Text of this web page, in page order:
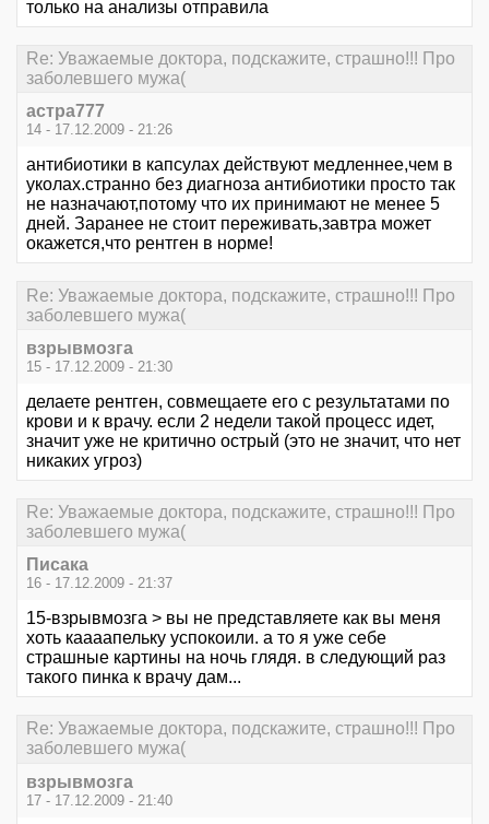
только на анализы отправила
Re: Уважаемые доктора, подскажите, страшно!!! Про
заболевшего мужа(
астра777
14 - 17.12.2009 - 21:26
антибиотики в капсулах действуют медленнее,чем в
уколах.странно без диагноза антибиотики просто так
не назначают,потому что их принимают не менее 5
дней. Заранее не стоит переживать,завтра может
окажется,что рентген в норме!
Re: Уважаемые доктора, подскажите, страшно!!! Про
заболевшего мужа(
взрывмозга
15 - 17.12.2009 - 21:30
делаете рентген, совмещаете его с результатами по
крови и к врачу. если 2 недели такой процесс идет,
значит уже не критично острый (это не значит, что нет
никаких угроз)
Re: Уважаемые доктора, подскажите, страшно!!! Про
заболевшего мужа(
Писака
16 - 17.12.2009 - 21:37
15-взрывмозга > вы не представляете как вы меня
хоть каааапельку успокоили. а то я уже себе
страшные картины на ночь глядя. в следующий раз
такого пинка к врачу дам...
Re: Уважаемые доктора, подскажите, страшно!!! Про
заболевшего мужа(
взрывмозга
17 - 17.12.2009 - 21:40